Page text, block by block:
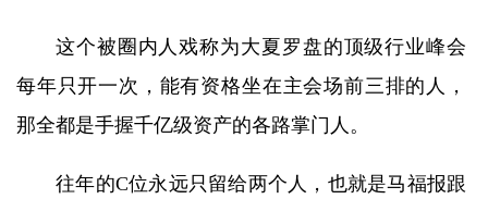
这个被圈内人戏称为大夏罗盘的顶级行业峰会
每年只开一次，能有资格坐在主会场前三排的人，
那全都是手握千亿级资产的各路掌门人。
往年的C位永远只留给两个人，也就是马福报跟